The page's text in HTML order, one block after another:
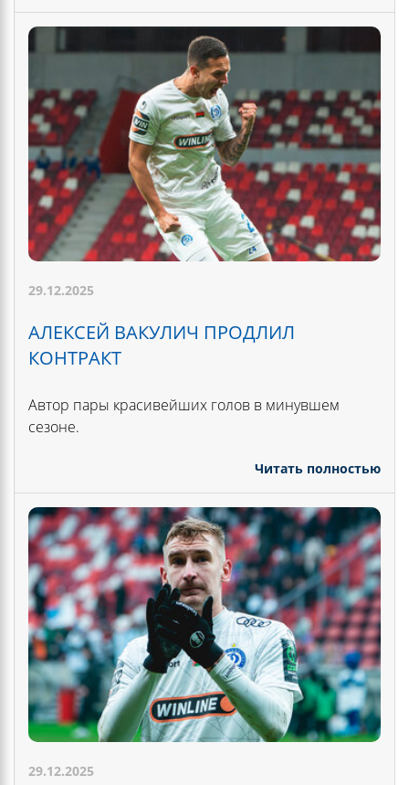
29.12.2025
АЛЕКСЕЙ ВАКУЛИЧ ПРОДЛИЛ
КОНТРАКТ
Автор пары красивейших голов в минувшем
сезоне.
Читать полностью
29.12.2025